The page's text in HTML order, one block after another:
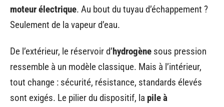
moteur électrique. Au bout du tuyau d’échappement ?
Seulement de la vapeur d’eau.
De l’extérieur, le réservoir d’hydrogène sous pression
ressemble à un modèle classique. Mais à l’intérieur,
tout change : sécurité, résistance, standards élevés
sont exigés. Le pilier du dispositif, la pile à